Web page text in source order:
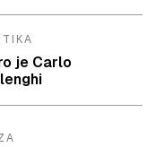
je Carlo